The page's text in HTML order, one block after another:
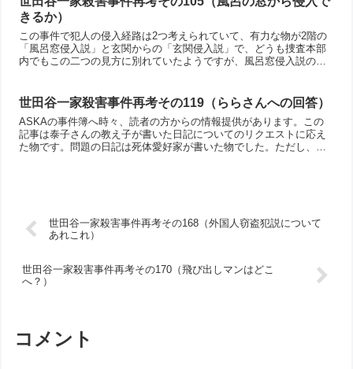
きるか）
この事件で犯人の侵入経路は2つ考えられていて、有力な物が2階の
「風呂窓侵入説」と玄関からの「玄関侵入説」で、どうも捜査本部
内でもこの二つの見方に別れていたようですが、風呂窓侵入説の方
はこの風呂窓からの侵入について考えます。
世田谷一家殺害事件再考その119（ららさんへの回答）
ASKAの事件簿へ時々、読者の方からの情報提供があります。この
記事は泰子さんの教え子が書いた日記についてのリクエストに応え
た物です。問題の日記は死体愛好家が書いた物でした。ただし、
世田谷一家殺害事件再考その168（外国人窃盗犯説について
あれこれ）
世田谷一家殺害事件再考その170（飛び出しマンはどこ
へ？）
コメント